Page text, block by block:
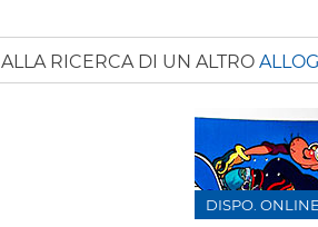
ALLA RICERCA DI UN ALTRO
DISPO. ONLINE